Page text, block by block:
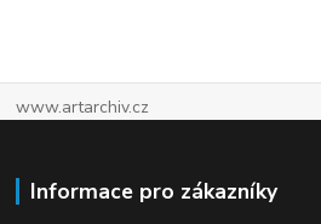
www.artarchiv.cz
Informace pro zákazníky